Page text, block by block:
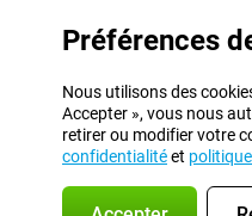
Préférences
Nous utilisons des
Accepter », vous nous
retirer ou modifier votre
confidentialitéet